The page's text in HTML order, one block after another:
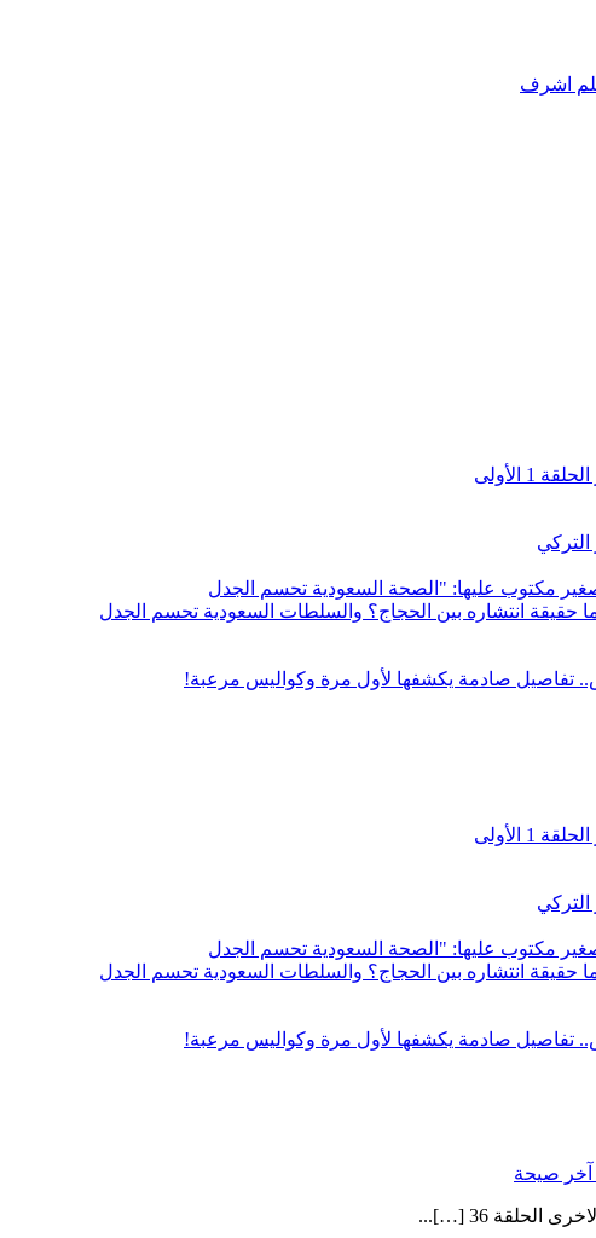
الأولى
ما حقيقة انتشاره بين الحجاج؟ والسلطات السعودية تحسم الجدل
تفاصيل صادمة يكشفها لأول مرة وكواليس مرعبة!
الأولى
ما حقيقة انتشاره بين الحجاج؟ والسلطات السعودية تحسم الجدل
تفاصيل صادمة يكشفها لأول مرة وكواليس مرعبة!
36 […]...